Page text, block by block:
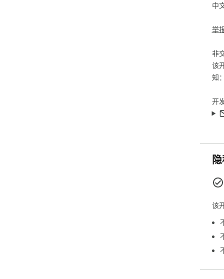
举
中
开
非
该
知
该